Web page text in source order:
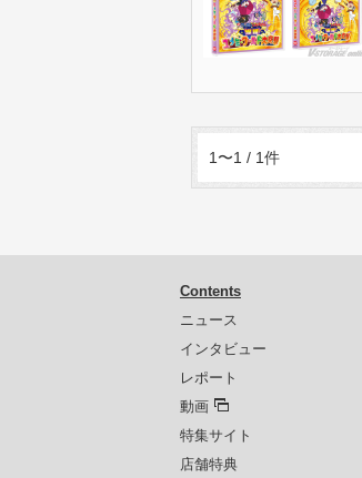
1〜1 / 1件
Contents
ニュース
インタビュー
レポート
動画
特集サイト
店舗特典